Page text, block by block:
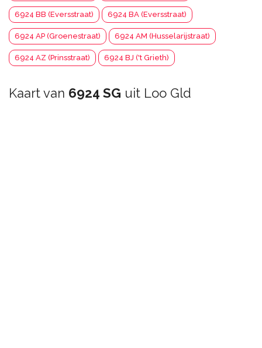
6924 BB (Eversstraat) 6924 BA (Eversstraat)
6924 AP (Groenestraat) 6924 AM (Husselarijstraat)
6924 AZ (Prinsstraat) 6924 BJ ('t Grieth)
Kaart van 6924 SG uit Loo Gld